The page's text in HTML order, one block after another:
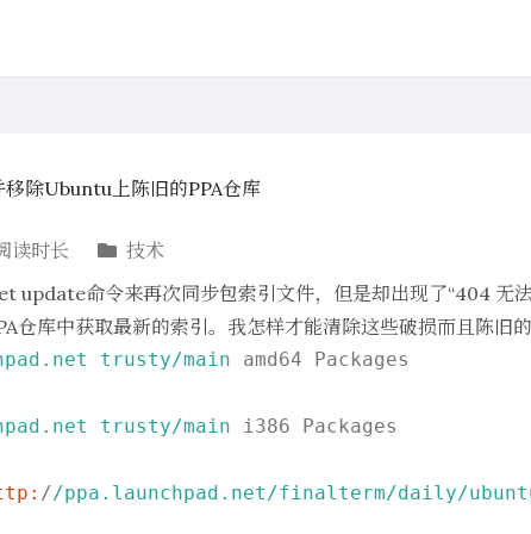
除Ubuntu上陈旧的PPA仓库
读时长
技术
update命令来再次同步包索引文件，但是却出现了“404 无
仓库中获取最新的索引。我怎样才能清除这些破损而且陈旧的
trusty/main amd64 Packages
trusty/main i386 Packages
//ppa.launchpad.net/finalterm/daily/